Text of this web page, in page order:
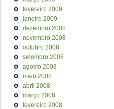
fevereiro 2009
janeiro 2009
dezembro 2008
novembro 2008
outubro 2008
setembro 2008
agosto 2008
maio 2008
abril 2008
março 2008
fevereiro 2008